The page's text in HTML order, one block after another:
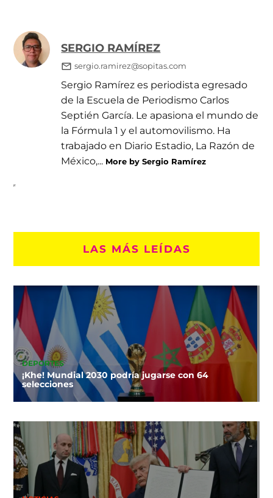
SERGIO RAMÍREZ
sergio.ramirez@sopitas.com
Sergio Ramírez es periodista egresado
de la Escuela de Periodismo Carlos
Septién García. Le apasiona el mundo de
la Fórmula 1 y el automovilismo. Ha
trabajado en Diario Estadio, La Razón de
México,... More by Sergio Ramírez
LAS MÁS LEÍDAS
DEPORTES
¡Khe! Mundial 2030 podría jugarse con 64
selecciones